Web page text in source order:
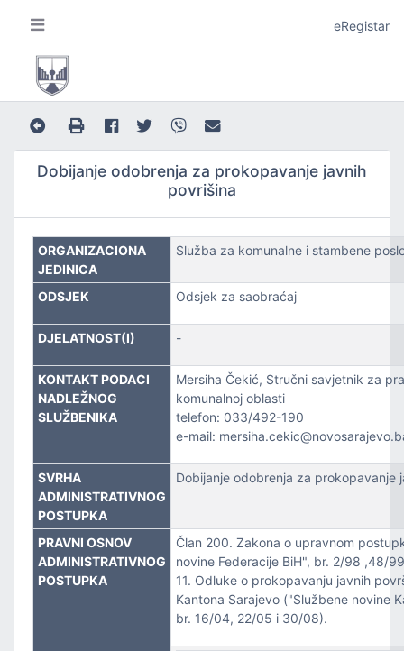
I LOKALNU SAMOUPRAVU
I URBANIZMA
I SAOBRAĆAJ
eRegistar
Dobijanje odobrenja za prokopavanje javnih
povrišina
ORGANIZACIONA
JEDINICA
Služba za komunalne i stambene
ODSJEK Odsjek za saobraćaj
DJELATNOST(I) -
KONTAKT PODACI
NADLEŽNOG
SLUŽBENIKA
Mersiha Čekić, Stručni savjetnik za
komunalnoj oblasti
telefon: 033/492-190
e-mail:
SVRHA
ADMINISTRATIVNOG
POSTUPKA
Dobijanje odobrenja za prokopavanje
PRAVNI OSNOV
ADMINISTRATIVNOG
POSTUPKA
Član 200. Zakona o upravnom
novine Federacije BiH", br. 2/98 ,48/
11. Odluke o prokopavanju javnih
Kantona Sarajevo ("Službene novine
br. 16/04, 22/05 i 30/08).